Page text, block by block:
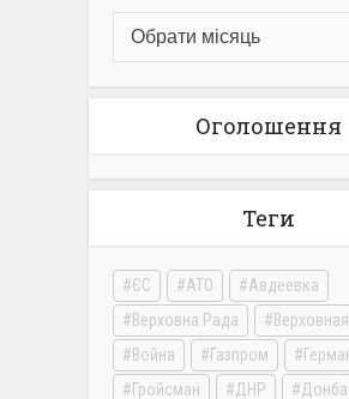
Оголошення
Теги
ЄС АТО
Авдеевка
Верховна Рада
Война
Газпром
Гройсман
ДНР